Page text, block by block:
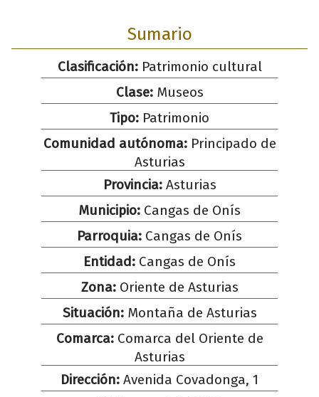
Sumario
Clasificación:Patrimonio cultural
Clase:Museos
Tipo: Patrimonio
Comunidad autónoma:Principado de
Asturias
Provincia:Asturias
Municipio: Cangas de Onís
Parroquia: Cangas de Onís
Entidad: Cangas de Onís
Zona:Oriente de Asturias
Situación:Montaña de Asturias
Comarca:Comarca del Oriente de
Asturias
Dirección: Avenida Covadonga, 1